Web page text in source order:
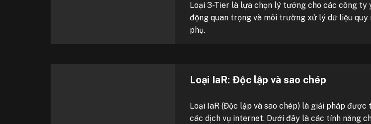
Loại 3-Tier là lựa chọn lý tưởng cho các công
động quan trọng và môi trường xử lý dữ liệu
phụ.
Loại IaR: Độc lập và sao chép
Loại IaR (Độc lập và sao chép) là giải pháp
các dịch vụ internet. Dưới đây là các tính năng